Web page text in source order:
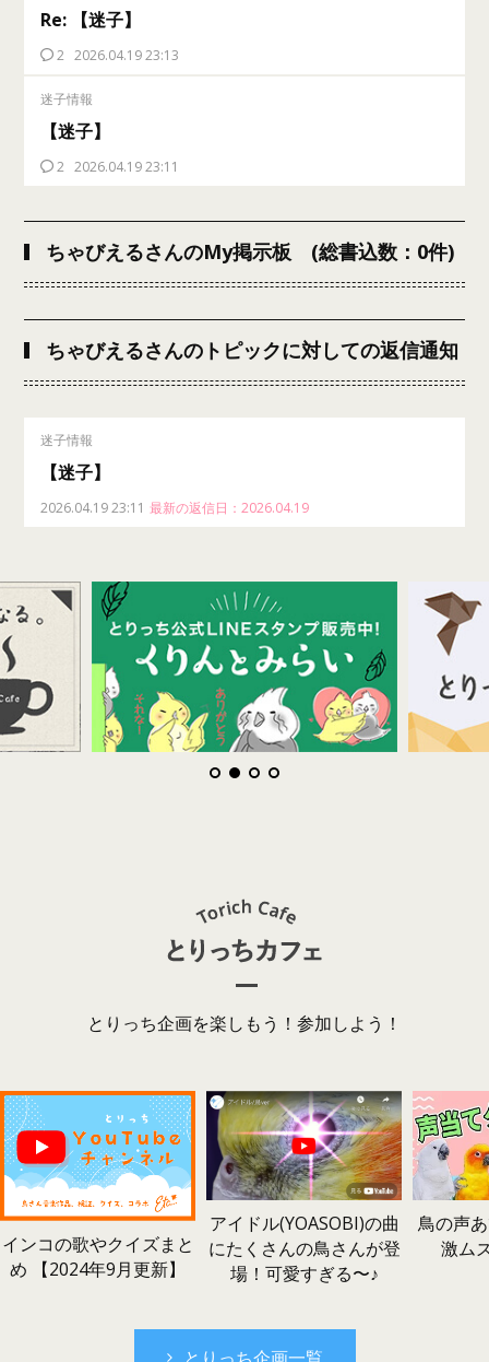
Re: 【迷子】
2 2026.04.19 23:13
迷子情報
【迷子】
2 2026.04.19 23:11
ちゃびえるさんのMy掲示板 (総書込数：0件)
ちゃびえるさんのトピックに対しての返信通知
迷子情報
【迷子】
2026.04.19 23:11 最新の返信日：2026.04.19
とりっち企画を楽しもう！参加しよう！
インコの歌やクイズまと
め 【2024年9月更新】
アイドル(YOASOBI)の曲
にたくさんの鳥さんが登
場！可愛すぎる〜♪
鳥の声
激ム